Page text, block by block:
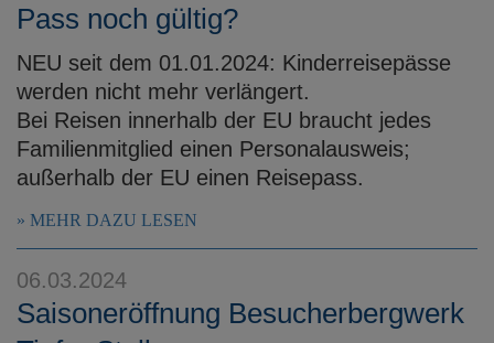
Pass noch gültig?
NEU seit dem 01.01.2024: Kinderreisepässe
werden nicht mehr verlängert.
Bei Reisen innerhalb der EU braucht jedes
Familienmitglied einen Personalausweis;
außerhalb der EU einen Reisepass.
MEHR DAZU LESEN
06.03.2024
Saisoneröffnung Besucherbergwerk